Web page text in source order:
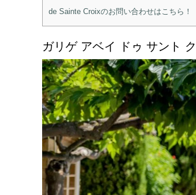
de Sainte Croixのお問い合わせはこちら！
ガリゲ アベイ ドゥ サント